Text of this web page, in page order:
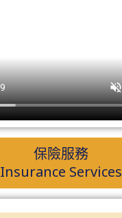
保險服務
Insurance Services